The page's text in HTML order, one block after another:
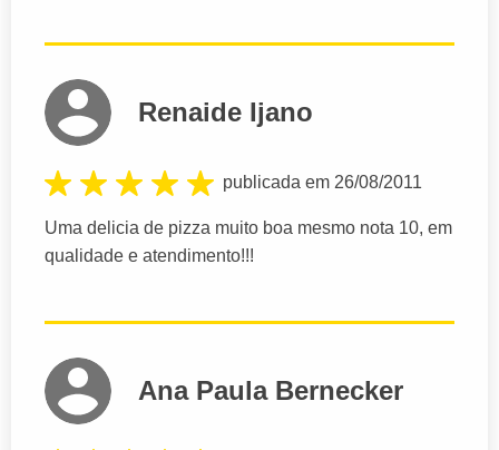
Renaide Ijano
publicada em 26/08/2011
Uma delicia de pizza muito boa mesmo nota 10, em
qualidade e atendimento!!!
Ana Paula Bernecker